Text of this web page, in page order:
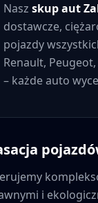
Nasz skup aut
dostawcze,
pojazdy
Renault,
– każde auto
i